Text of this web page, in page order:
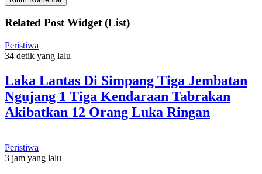
Related Post Widget (List)
Peristiwa
34 detik yang lalu
Laka Lantas Di Simpang Tiga Jembatan
Ngujang 1 Tiga Kendaraan Tabrakan
Akibatkan 12 Orang Luka Ringan
Peristiwa
3 jam yang lalu